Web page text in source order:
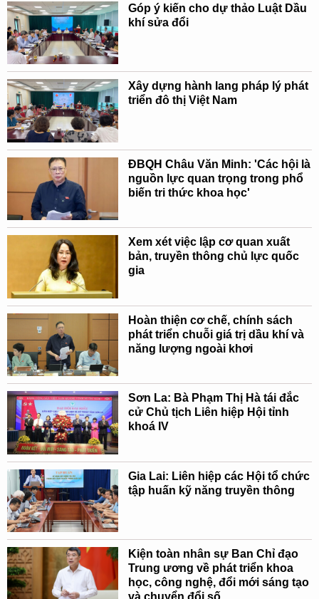
Góp ý kiến cho dự thảo Luật Dầu
khí sửa đổi
Xây dựng hành lang pháp lý phát
triển đô thị Việt Nam
ĐBQH Châu Văn Minh: 'Các hội là
nguồn lực quan trọng trong phổ
biến tri thức khoa học'
Xem xét việc lập cơ quan xuất
bản, truyền thông chủ lực quốc
gia
Hoàn thiện cơ chế, chính sách
phát triển chuỗi giá trị dầu khí và
năng lượng ngoài khơi
Sơn La: Bà Phạm Thị Hà tái đắc
cử Chủ tịch Liên hiệp Hội tỉnh
khoá IV
Gia Lai: Liên hiệp các Hội tổ chức
tập huấn kỹ năng truyền thông
Kiện toàn nhân sự Ban Chỉ đạo
Trung ương về phát triển khoa
học, công nghệ, đổi mới sáng tạo